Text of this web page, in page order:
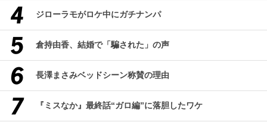
ジローラモがロケ中にガチナンパ
倉持由香、結婚で「騙された」の声
長澤まさみベッドシーン称賛の理由
『ミスなか』最終話“ガロ編”に落胆したワケ